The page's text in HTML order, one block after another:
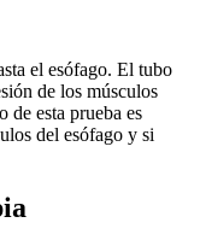
el esófago. El tubo
de los músculos
de esta prueba es
del esófago y si